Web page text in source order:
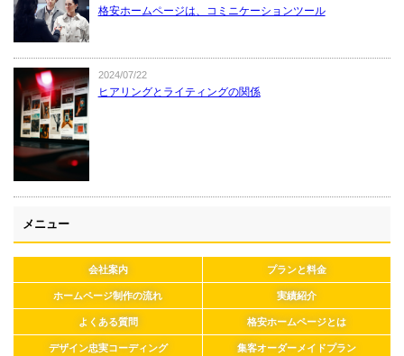
格安ホームページは、コミニケーションツール
2024/07/22
ヒアリングとライティングの関係
メニュー
会社案内 プランと料金
ホームページ制作の流れ 実績紹介
よくある質問 格安ホームページとは
デザイン忠実コーディング 集客オーダーメイドプラン